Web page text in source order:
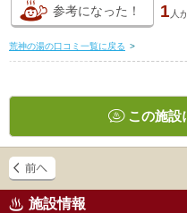
参考になった！ 1 人
荒神の湯の口コミ一覧に戻る >
この施設
施設情報